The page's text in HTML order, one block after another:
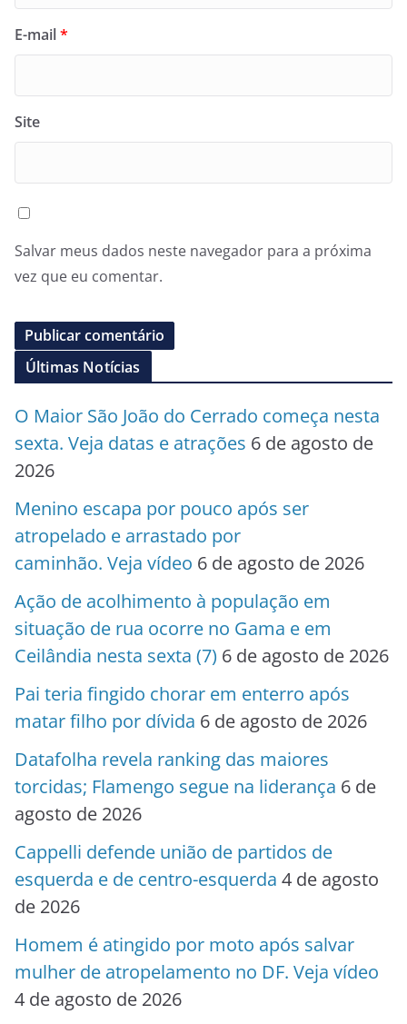
E-mail*
Site
Salvar meus dados neste navegador para a próxima
vez que eu comentar.
Últimas Notícias
O Maior São João do Cerrado começa nesta
sexta. Veja datas e atrações 6 de agosto de
2026
Menino escapa por pouco após ser
atropelado e arrastado por
caminhão. Veja vídeo 6 de agosto de 2026
Ação de acolhimento à população em
situação de rua ocorre no Gama e em
Ceilândia nesta sexta (7) 6 de agosto de 2026
Pai teria fingido chorar em enterro após
matar filho por dívida 6 de agosto de 2026
Datafolha revela ranking das maiores
torcidas; Flamengo segue na liderança 6 de
agosto de 2026
Cappelli defende união de partidos de
esquerda e de centro-esquerda 4 de agosto
de 2026
Homem é atingido por moto após salvar
mulher de atropelamento no DF. Veja vídeo
4 de agosto de 2026